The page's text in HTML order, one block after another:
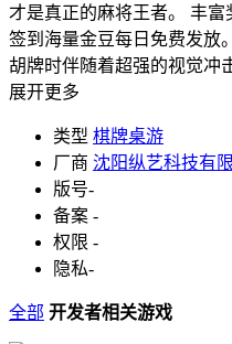
才是真正的麻将王者。 丰富
签到海量金豆每日免费发放
胡牌时伴随着超强的视觉冲
展开更多
类型 棋牌桌游
厂商 沈阳纵艺科技有
版号-
备案 -
权限 -
隐私-
全部 开发者相关游戏